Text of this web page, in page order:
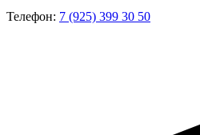
Телефон: 7 (925) 399 30 50